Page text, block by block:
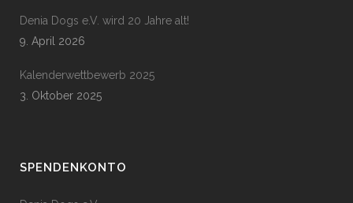
Denia Dogs e.V. wird 20 Jahre alt!
9. April 2026
Kalenderwettbewerb 2025
3. Oktober 2025
SPENDENKONTO